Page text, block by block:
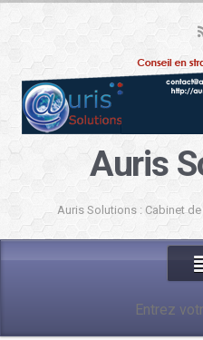
Auris
Auris Solutions : Cabinet